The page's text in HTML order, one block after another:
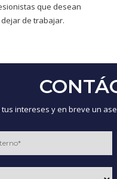
que desean
de trabajar.
intereses y en breve un